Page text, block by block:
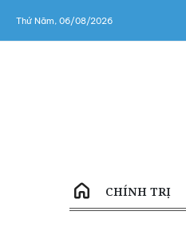
Thứ Năm, 06/08/2026
CHÍNH TRỊ